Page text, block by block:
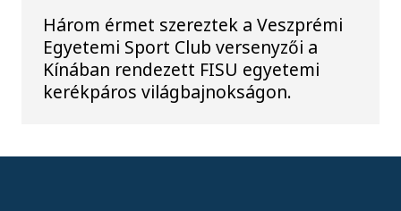
Három érmet szereztek a Veszprémi
Egyetemi Sport Club versenyzői a
Kínában rendezett FISU egyetemi
kerékpáros világbajnokságon.